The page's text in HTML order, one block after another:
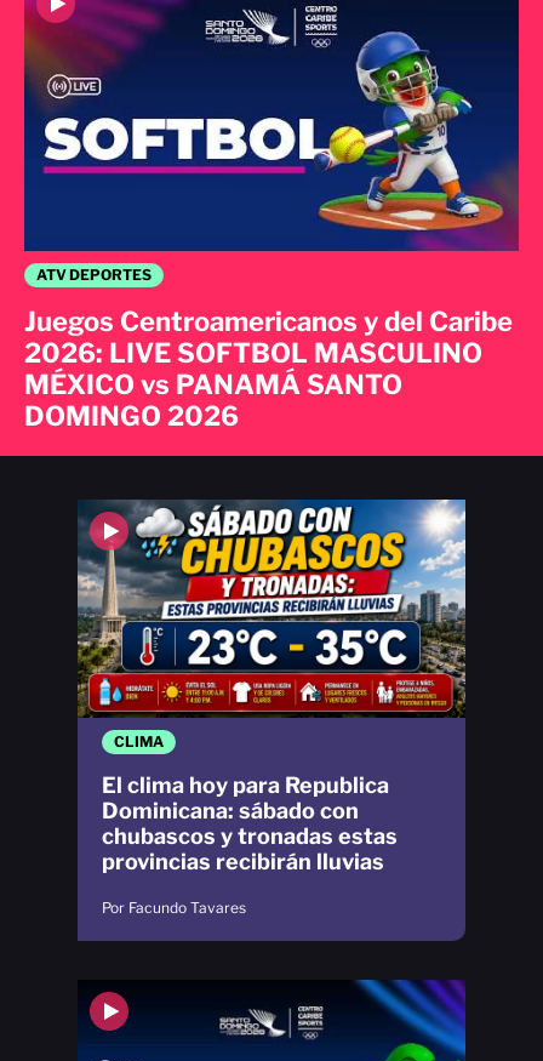
ATV DEPORTES
Juegos Centroamericanos y del Caribe
2026: LIVE SOFTBOL MASCULINO
MÉXICO vs PANAMÁ SANTO
DOMINGO 2026
CLIMA
El clima hoy para Republica
Dominicana: sábado con
chubascos y tronadas estas
provincias recibirán lluvias
Por Facundo Tavares